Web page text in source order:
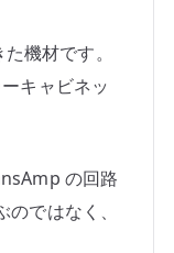
機材です。
キャビネッ
の回路
ではなく、